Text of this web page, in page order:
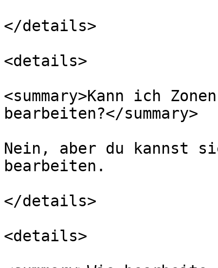
</details>
<details>
<summary>Kann ich
bearbeiten?</summary>
Nein, aber du kannst
bearbeiten.
</details>
<details>